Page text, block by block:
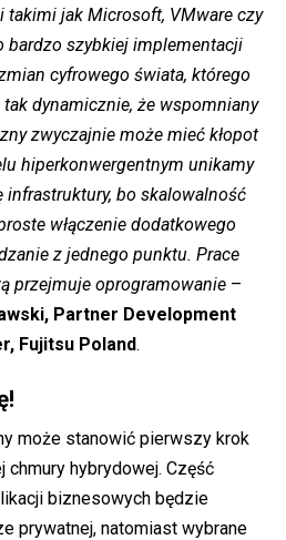
takimi jak Microsoft, VMware czy
bardzo szybkiej implementacji
cyfrowego świata, którego
dynamicznie, że wspomniany
zwyczajnie może mieć kłopot
hiperkonwergentnym unikamy
infrastruktury, bo skalowalność
włączenie dodatkowego
z jednego punktu. Prace
przejmuje oprogramowanie –
Partner Development
Fujitsu Poland.
może stanowić pierwszy krok
hybrydowej. Część
biznesowych będzie
prywatnej, natomiast wybrane